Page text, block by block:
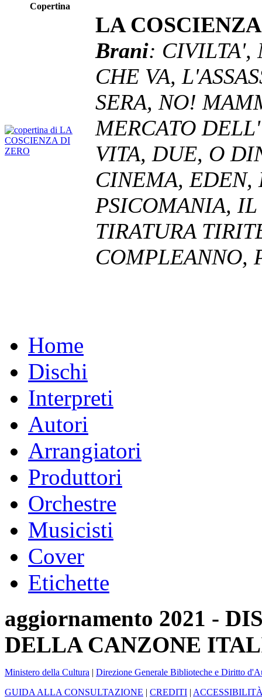
Copertina
LA
Brani: CIVILTA',
CHE VA,
SERA, NO!
MERCATO
VITA, DUE, O
CINEMA, EDEN,
PSICOMANIA, IL
TIRATURA
COMPLEANNO,
Home
Dischi
Interpreti
Autori
Arrangiatori
Produttori
Orchestre
Musicisti
Cover
Etichette
aggiornamento 2021 -
DELLA CANZONE
Ministero della Cultura | Direzione Generale Biblioteche e Diritto
GUIDA ALLA CONSULTAZIONE | CREDITI |